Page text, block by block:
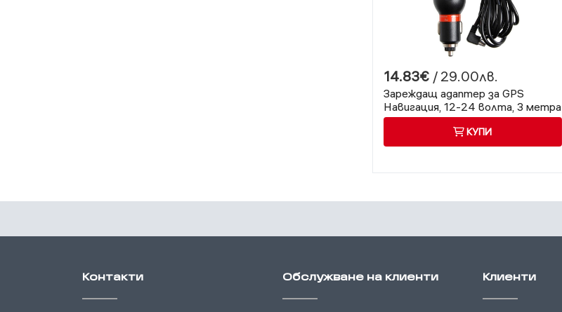
14.83€ / 29.00лв.
Зареждащ адаптер за GPS
Навигация, 12-24 волта, 3 метра
кабел
КУПИ
Контакти Обслужване на клиенти Клиенти